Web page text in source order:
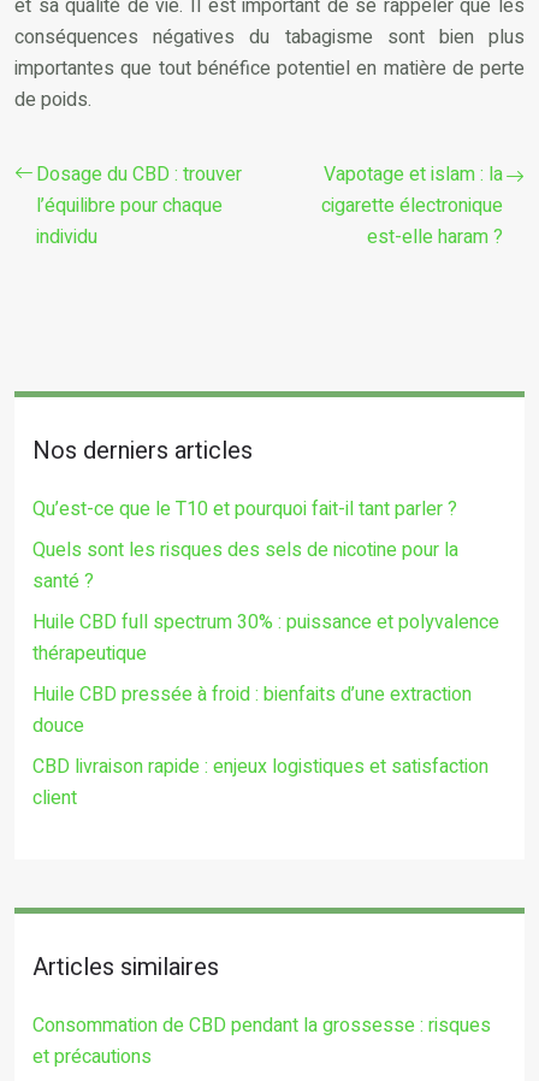
conséquences négatives du tabagisme sont bien plus
importantes que tout bénéfice potentiel en matière de perte
de poids.
Dosage du CBD : trouver
l’équilibre pour chaque
individu
Vapotage et islam : la
cigarette électronique
est-elle haram ?
Nos derniers articles
Qu’est-ce que le T10 et pourquoi fait-il tant parler ?
Quels sont les risques des sels de nicotine pour la
santé ?
Huile CBD full spectrum 30% : puissance et polyvalence
thérapeutique
Huile CBD pressée à froid : bienfaits d’une extraction
douce
CBD livraison rapide : enjeux logistiques et satisfaction
client
Articles similaires
Consommation de CBD pendant la grossesse : risques
et précautions